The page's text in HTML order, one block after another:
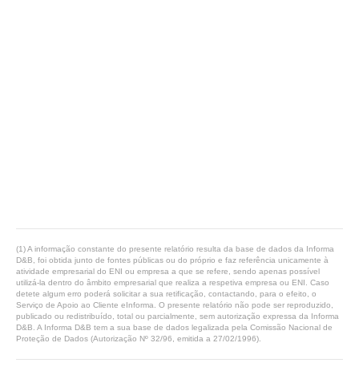
(1) A informação constante do presente relatório resulta da base de dados da Informa
D&B, foi obtida junto de fontes públicas ou do próprio e faz referência unicamente à
atividade empresarial do ENI ou empresa a que se refere, sendo apenas possível
utilizá-la dentro do âmbito empresarial que realiza a respetiva empresa ou ENI. Caso
detete algum erro poderá solicitar a sua retificação, contactando, para o efeito, o
Serviço de Apoio ao Cliente eInforma. O presente relatório não pode ser reproduzido,
publicado ou redistribuído, total ou parcialmente, sem autorização expressa da Informa
D&B. A Informa D&B tem a sua base de dados legalizada pela Comissão Nacional de
Proteção de Dados (Autorização Nº 32/96, emitida a 27/02/1996).